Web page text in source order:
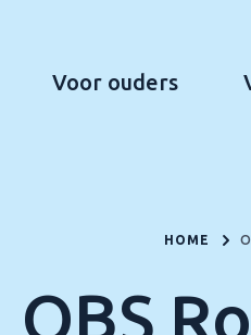
Voor ouders
HOME
OBS